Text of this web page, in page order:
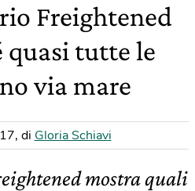
Freightened
quasi tutte le
via mare
, di Gloria Schiavi
mostra quali